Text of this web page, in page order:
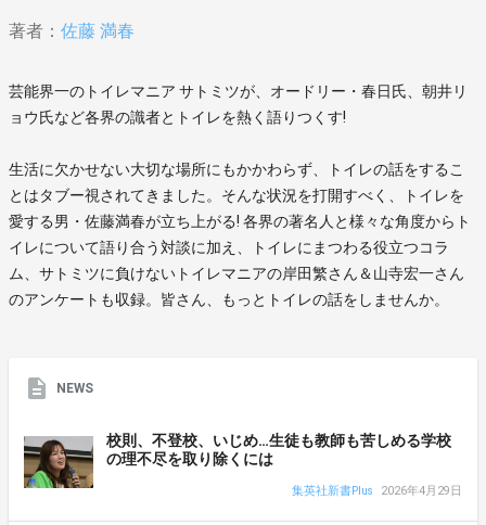
著者： 佐藤 満春
芸能界一のトイレマニア サトミツが、オードリー・春日氏、朝井リ
ョウ氏など各界の識者とトイレを熱く語りつくす!
生活に欠かせない大切な場所にもかかわらず、トイレの話をするこ
とはタブー視されてきました。そんな状況を打開すべく、トイレを
愛する男・佐藤満春が立ち上がる! 各界の著名人と様々な角度からト
イレについて語り合う対談に加え、トイレにまつわる役立つコラ
ム、サトミツに負けないトイレマニアの岸田繁さん＆山寺宏一さん
のアンケートも収録。皆さん、もっとトイレの話をしませんか。
NEWS
校則、不登校、いじめ…生徒も教師も苦しめる学校
の理不尽を取り除くには
集英社新書Plus 2026年4月29日